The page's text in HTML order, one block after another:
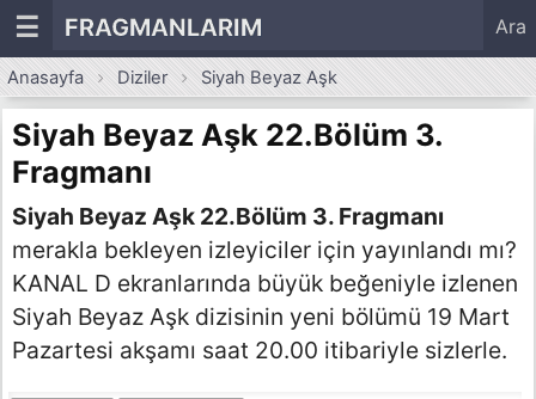
☰ FRAGMANLARIM Ara
Anasayfa Diziler Siyah Beyaz Aşk
Siyah Beyaz Aşk 22.Bölüm 3.
Fragmanı
Siyah Beyaz Aşk 22.Bölüm 3. Fragmanı
merakla bekleyen izleyiciler için yayınlandı mı?
KANAL D ekranlarında büyük beğeniyle izlenen
Siyah Beyaz Aşk dizisinin yeni bölümü 19 Mart
Pazartesi akşamı saat 20.00 itibariyle sizlerle.